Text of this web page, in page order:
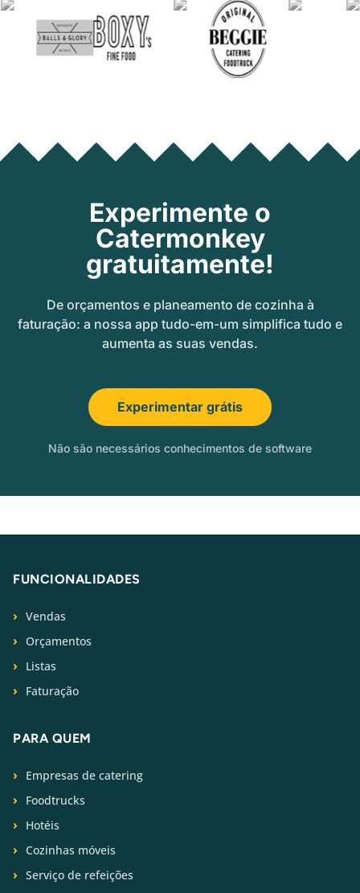
Experimente o
Catermonkey
gratuitamente!
De orçamentos e planeamento de cozinha à
faturação: a nossa app tudo-em-um simplifica tudo e
aumenta as suas vendas.
Experimentar grátis
Não são necessários conhecimentos de software
FUNCIONALIDADES
Vendas
Orçamentos
Listas
Faturação
PARA QUEM
Empresas de catering
Foodtrucks
Hotéis
Cozinhas móveis
Serviço de refeições